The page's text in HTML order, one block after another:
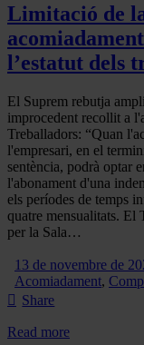
Limitació de
l’estatut dels
El Suprem rebutja
improcedent recollit a
Treballadors: “Quan
l'empresari, en el
sentència, podrà optar
l'abonament d'una
els períodes de temps
quatre mensualitats. El
per la Sala…
13 de novembre de
Acomiadament,
Share
Read more